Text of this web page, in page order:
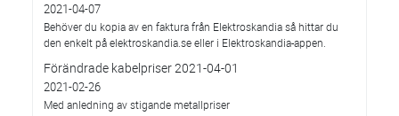
2021-04-07
Behöver du kopia av en faktura från Elektroskandia så hittar du
den enkelt på elektroskandia.se eller i Elektro­skandia-appen.
Förändrade kabelpriser 2021-04-01
2021-02-26
Med anledning av stigande metallpriser